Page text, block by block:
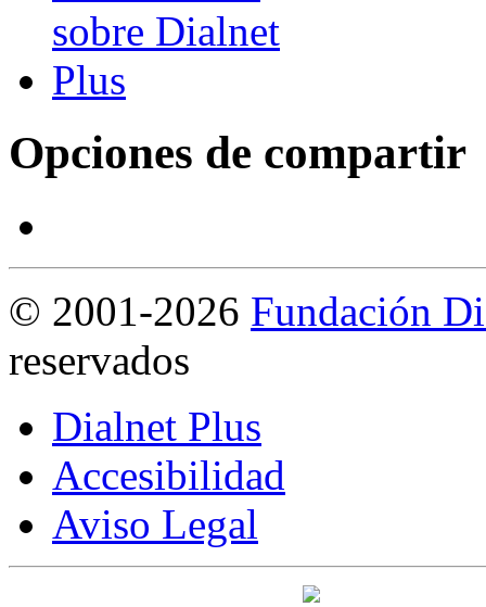
Opciones de compartir
© 2001-2026 Fundación
reservados
Dialnet Plus
Accesibilidad
Aviso Legal